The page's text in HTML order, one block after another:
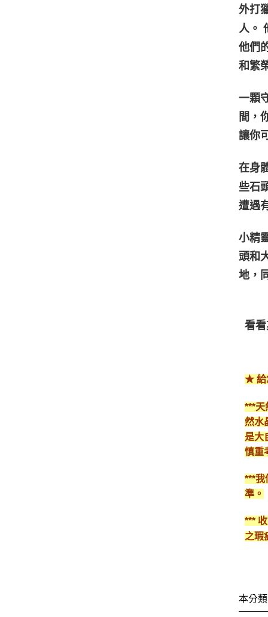
外打
人。
他們
和繁
一顆
間，
讓你
在身
些石
遭遇
小精
頭和
地，
看
★ 給
***天
然水
是大
慎重
***我
準。
***
之瑕
本分